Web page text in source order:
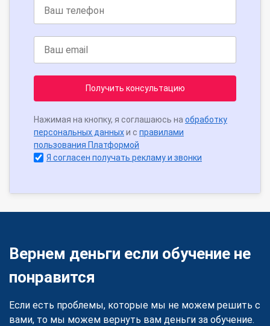
Получить консультацию
Нажимая на кнопку, я соглашаюсь на обработку
персональных данныхи с правилами
пользования Платформой
Я согласен получать рекламу и звонки
Вернем деньги если обучение не
понравится
Если есть проблемы, которые мы не можем решить с
вами, то мы можем вернуть вам деньги за обучение.